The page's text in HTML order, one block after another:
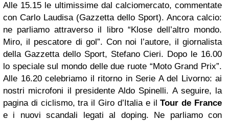
Alle 15.15 le ultimissime dal calciomercato, commentate
con Carlo Laudisa (Gazzetta dello Sport). Ancora calcio:
ne parliamo attraverso il libro “Klose dell’altro mondo.
Miro, il pescatore di gol”. Con noi l’autore, il giornalista
della Gazzetta dello Sport, Stefano Cieri. Dopo le 16.00
lo speciale sul mondo delle due ruote “Moto Grand Prix”.
Alle 16.20 celebriamo il ritorno in Serie A del Livorno: ai
nostri microfoni il presidente Aldo Spinelli. A seguire, la
pagina di ciclismo, tra il Giro d’Italia e ilTour de France
e i nuovi scandali legati al doping. Ne parliamo con